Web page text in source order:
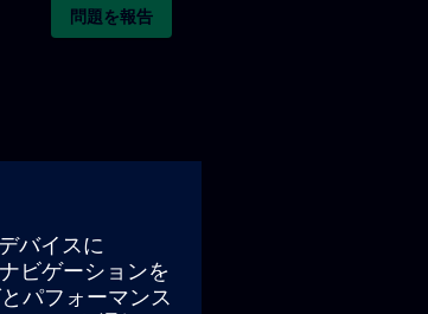
問題を報告